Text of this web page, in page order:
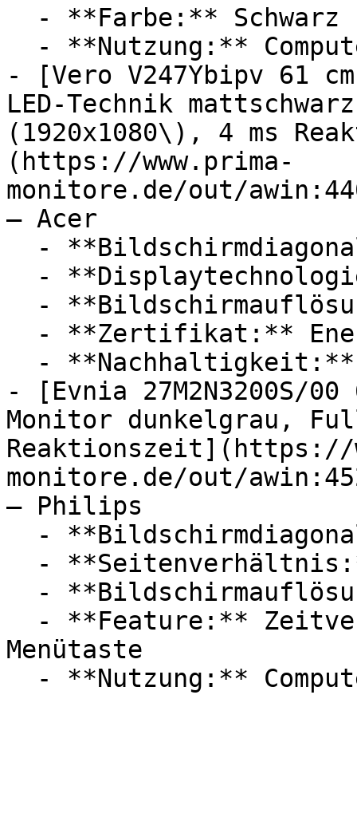
- [Vero V247Ybipv 61
LED-Technik
(1920x1080\), 4 ms
(https://www.prima-
monitore.de/out/
— Acer
- [Evnia 27M2N3200S/
Monitor dunkelgrau,
Reaktionszeit](https://
monitore.de/out/
— Philips
Menütaste